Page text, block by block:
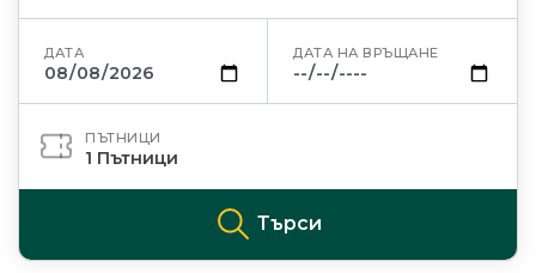
ДАТА ДАТА НА ВРЪЩАНЕ
ПЪТНИЦИ
1 Пътници
Търси